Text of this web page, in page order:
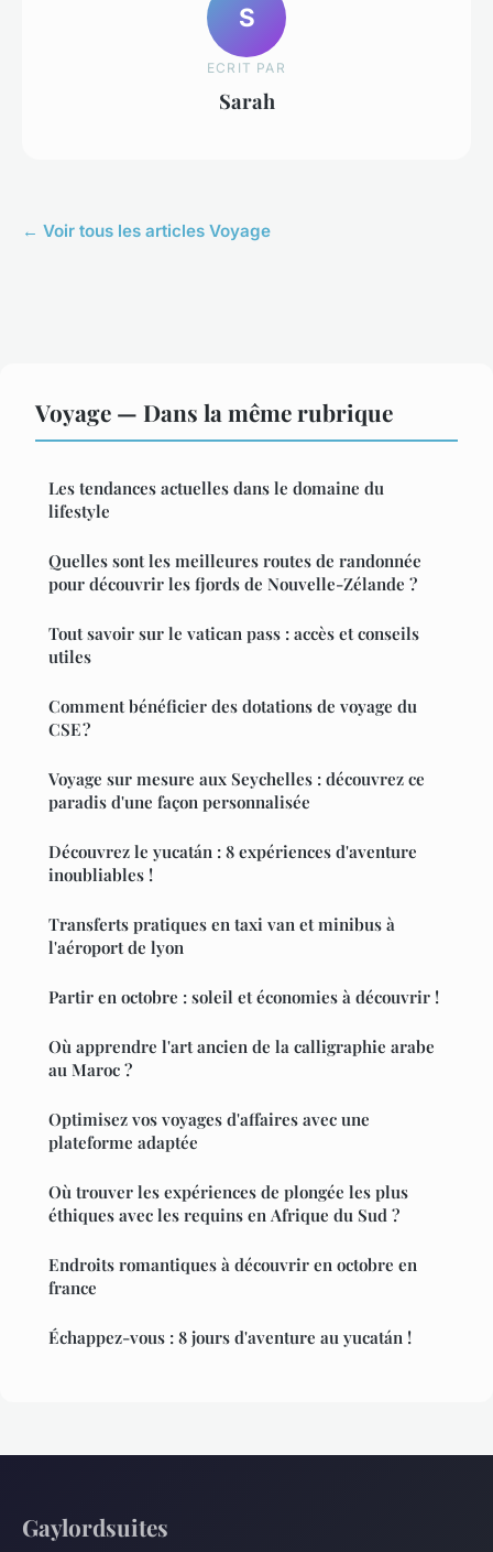
S
ECRIT PAR
Sarah
← Voir tous les articles Voyage
Voyage — Dans la même rubrique
Les tendances actuelles dans le domaine du
lifestyle
Quelles sont les meilleures routes de randonnée
pour découvrir les fjords de Nouvelle-Zélande ?
Tout savoir sur le vatican pass : accès et conseils
utiles
Comment bénéficier des dotations de voyage du
CSE ?
Voyage sur mesure aux Seychelles : découvrez ce
paradis d'une façon personnalisée
Découvrez le yucatán : 8 expériences d'aventure
inoubliables !
Transferts pratiques en taxi van et minibus à
l'aéroport de lyon
Partir en octobre : soleil et économies à découvrir !
Où apprendre l'art ancien de la calligraphie arabe
au Maroc ?
Optimisez vos voyages d'affaires avec une
plateforme adaptée
Où trouver les expériences de plongée les plus
éthiques avec les requins en Afrique du Sud ?
Endroits romantiques à découvrir en octobre en
france
Échappez-vous : 8 jours d'aventure au yucatán !
Gaylordsuites